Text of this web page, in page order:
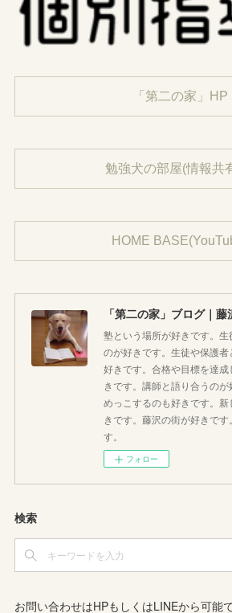
「第二の家」HP
勉強犬の部屋(情報共
HOME
塾という場所が好きです。
のが好きです。生徒や保護
好きです。合格や目標を達
きです。講師と語り合うの
めっこするのも好きです。
きです。藤沢の街が好きで
す。
フォロー
検索
お問い合わせはHPもしくはLINEから可能